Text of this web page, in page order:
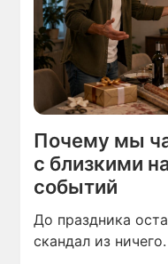
Почему мы
с близкими
событий
До праздника
скандал из